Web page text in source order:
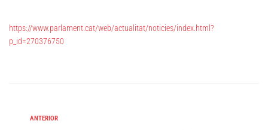
https://www.parlament.cat/web/actualitat/noticies/index.html?
p_id=270376750
ANTERIOR